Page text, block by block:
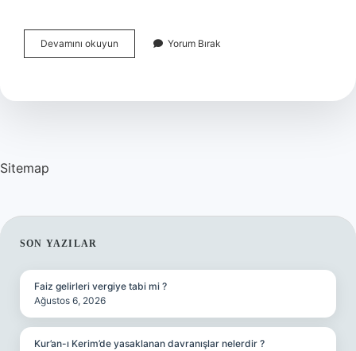
Devamını okuyun Erzurum
Ilçeleri
Var
Yorum Bırak
Sitemap
SIDEBAR
SON YAZILAR
Faiz gelirleri vergiye tabi mi ?
Ağustos 6, 2026
Kur’an-ı Kerim’de yasaklanan davranışlar nelerdir ?